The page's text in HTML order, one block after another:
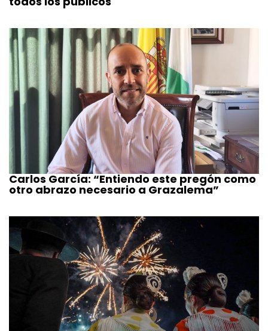
Carlos García: “Entiendo este pregón como
otro abrazo necesario a Grazalema”